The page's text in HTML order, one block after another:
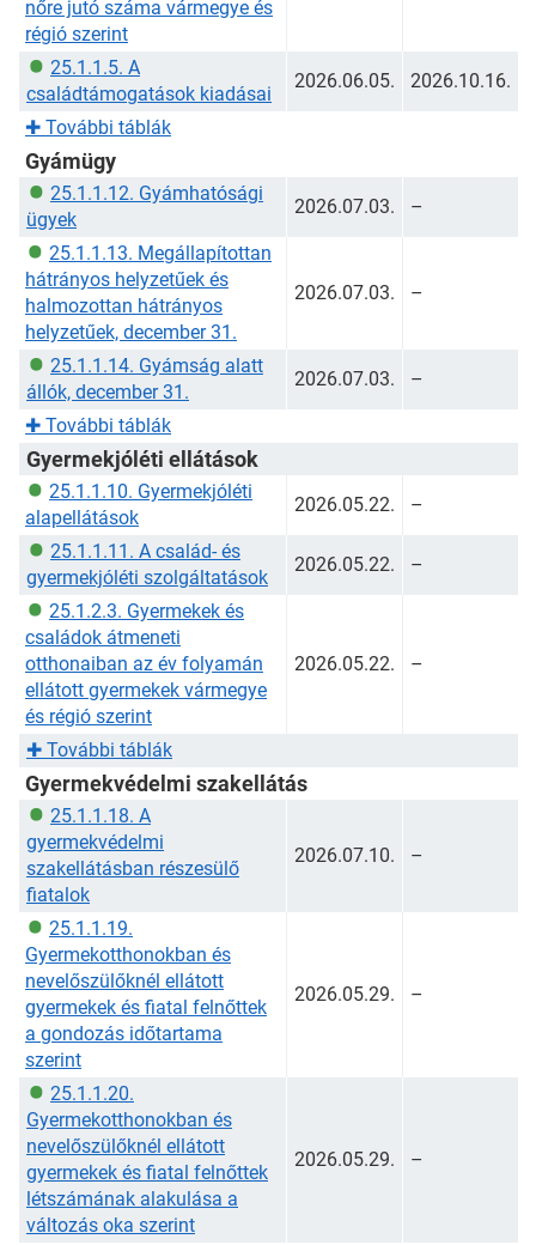
nőre jutó száma vármegye és
régió szerint
25.1.1.5. A
családtámogatások kiadásai
2026.06.05. 2026.10.16.
✚ További táblák
Gyámügy
25.1.1.12. Gyámhatósági
ügyek
2026.07.03. –
25.1.1.13. Megállapítottan
hátrányos helyzetűek és
halmozottan hátrányos
helyzetűek, december 31.
2026.07.03. –
25.1.1.14. Gyámság alatt
állók, december 31.
2026.07.03. –
✚ További táblák
Gyermekjóléti ellátások
25.1.1.10. Gyermekjóléti
alapellátások
2026.05.22. –
25.1.1.11. A család- és
gyermekjóléti szolgáltatások
2026.05.22. –
25.1.2.3. Gyermekek és
családok átmeneti
otthonaiban az év folyamán
ellátott gyermekek vármegye
és régió szerint
2026.05.22. –
✚ További táblák
Gyermekvédelmi szakellátás
25.1.1.18. A
gyermekvédelmi
szakellátásban részesülő
fiatalok
2026.07.10. –
25.1.1.19.
Gyermekotthonokban és
nevelőszülőknél ellátott
gyermekek és fiatal felnőttek
a gondozás időtartama
szerint
2026.05.29. –
25.1.1.20.
Gyermekotthonokban és
nevelőszülőknél ellátott
gyermekek és fiatal felnőttek
létszámának alakulása a
változás oka szerint
2026.05.29. –